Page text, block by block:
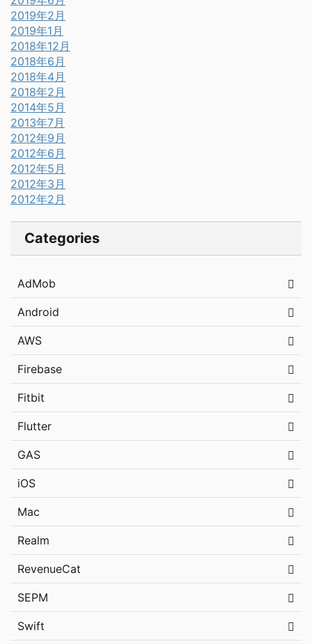
2019年2月
2019年1月
2018年12月
2018年6月
2018年4月
2018年2月
2014年5月
2013年7月
2012年9月
2012年6月
2012年5月
2012年3月
2012年2月
Categories
AdMob
Android
AWS
Firebase
Fitbit
Flutter
GAS
iOS
Mac
Realm
RevenueCat
SEPM
Swift